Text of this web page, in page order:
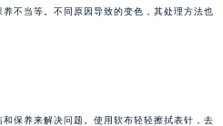
不当等。不同原因导致的变色，其处理方法也
保养来解决问题。使用软布轻轻擦拭表针，去